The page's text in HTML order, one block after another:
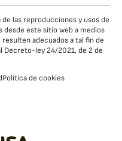
de las reproducciones y usos de
desde este sitio web a medios
adecuados a tal fin de
Decreto-ley 24/2021, de 2 de
Política de cookies